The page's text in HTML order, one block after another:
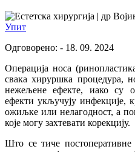
др
Упит
Одговорено: - 18. 09. 2024
Операција носа
свака хируршка процедура,
нежељене ефекте, иако су
ефекти укључују инфекције,
ожиљке или нелагодност, а
које могу захтевати корекцију.
Што се тиче